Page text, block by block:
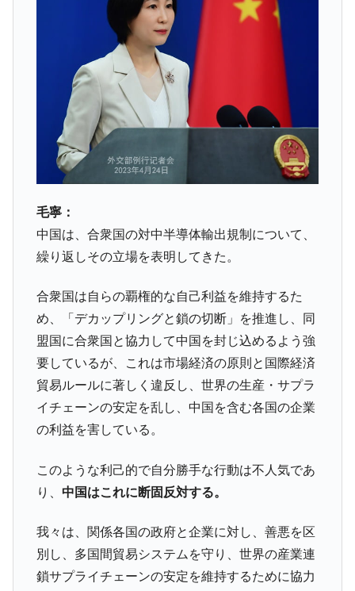
毛寧：
中国は、合衆国の対中半導体輸出規制について、
繰り返しその立場を表明してきた。
合衆国は自らの覇権的な自己利益を維持するた
め、「デカップリングと鎖の切断」を推進し、同
盟国に合衆国と協力して中国を封じ込めるよう強
要しているが、これは市場経済の原則と国際経済
貿易ルールに著しく違反し、世界の生産・サプラ
イチェーンの安定を乱し、中国を含む各国の企業
の利益を害している。
このような利己的で自分勝手な行動は不人気であ
り、 中国はこれに断固反対する。
我々は、関係各国の政府と企業に対し、善悪を区
別し、多国間貿易システムを守り、世界の産業連
鎖サプライチェーンの安定を維持するために協力